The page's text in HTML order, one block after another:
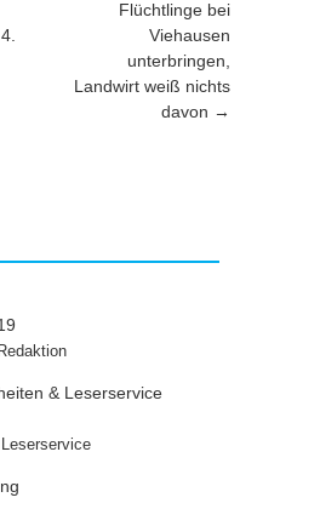
Flüchtlinge bei
Viehausen
unterbringen,
Landwirt weiß nichts
davon →
& Leserservice